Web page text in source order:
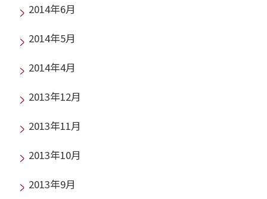
2014年6月
2014年5月
2014年4月
2013年12月
2013年11月
2013年10月
2013年9月